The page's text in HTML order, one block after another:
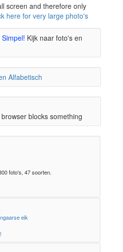
screen and therefore only
here for very large photo's
Simpel! Kijk naar foto's en
Alfabetisch
blocks something
foto's, 47 soorten.
eik